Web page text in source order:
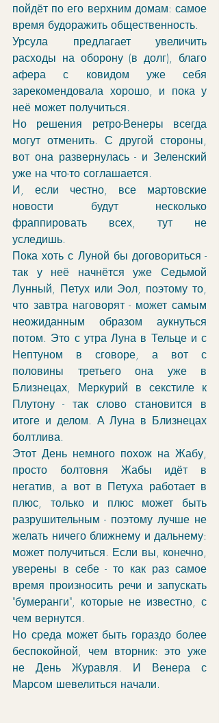
пойдёт по его верхним домам: самое
время будоражить общественность.
Урсула предлагает увеличить
расходы на оборону (в долг), благо
афера с ковидом уже себя
зарекомендовала хорошо, и пока у
неё может получиться.
Но решения ретро-Венеры всегда
могут отменить. С другой стороны,
вот она развернулась - и Зеленский
уже на что-то соглашается.
И, если честно, все мартовские
новости будут несколько
фраппировать всех, тут не
уследишь.
Пока хоть с Луной бы договориться -
так у неё начнётся уже Седьмой
Лунный, Петух или Эол, поэтому то,
что завтра наговорят - может самым
неожиданным образом аукнуться
потом. Это с утра Луна в Тельце и с
Нептуном в сговоре, а вот с
половины третьего она уже в
Близнецах, Меркурий в секстиле к
Плутону - так слово становится в
итоге и делом. А Луна в Близнецах
болтлива.
Этот День немного похож на Жабу,
просто болтовня Жабы идёт в
негатив, а вот в Петуха работает в
плюс, только и плюс может быть
разрушительным - поэтому лучше не
желать ничего ближнему и дальнему:
может получиться. Если вы, конечно,
уверены в себе - то как раз самое
время произносить речи и запускать
"бумеранги", которые не известно, с
чем вернутся.
Но среда может быть гораздо более
беспокойной, чем вторник: это уже
не День Журавля. И Венера с
Марсом шевелиться начали.